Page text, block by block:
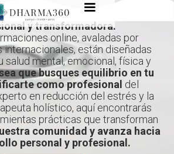
te ofrecemos una formación
y transformadora.
online, avaladas por
están diseñadas
salud mental, emocional, física y
que busques equilibrio en tu
como profesional del
en reducción del estrés y la
holístico, aquí encontrarás
prácticas que transforman
comunidad y avanza hacia
personal y profesional.